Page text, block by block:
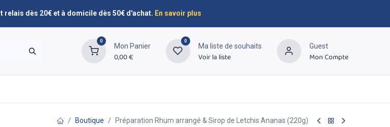
relais dès 20€ et à domicile dès 50€ d'achat. En savoir plus
0
Mon Panier
0,00€
0
Ma liste de souhaits
Voir la liste
Guest
Mon Compte
Boutique Préparation Rhum arrangé & Sirop de Letchis Ananas (220g)